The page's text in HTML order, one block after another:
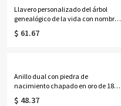
Llavero personalizado del árbol
genealógico de la vida con nombres
de 1 a 13 niños
$ 61.67
Anillo dual con piedra de
nacimiento chapado en oro de 18
quilates
$ 48.37